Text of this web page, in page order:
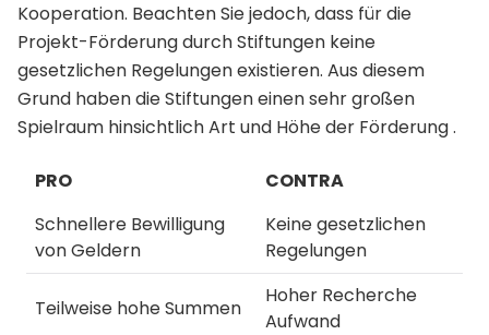
Kooperation. Beachten Sie jedoch, dass für die
Projekt-Förderung durch Stiftungen keine
gesetzlichen Regelungen existieren. Aus diesem
Grund haben die Stiftungen einen sehr großen
Spielraum hinsichtlich Art und Höhe der Förderung .
PRO
CONTRA
Schnellere Bewilligung
von Geldern
Keine gesetzlichen
Regelungen
Teilweise hohe Summen
Hoher Recherche
Aufwand